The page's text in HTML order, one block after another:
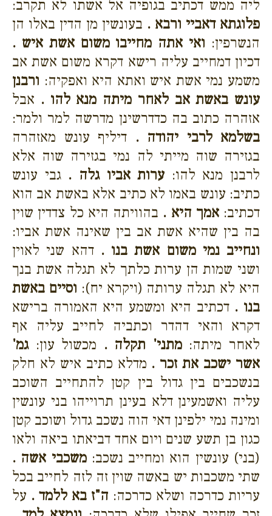
ליה ממש דכתיב בגופיה אל אשתו לא תקרב:
פלוגתא דאביי ורבא . בעונשין מן הדין באלו הן
הנשרפין: ואי אתה מחייבו משום אשת איש .
דכיון דמחייב עליה רישא דקרא משום אשת אב
משמע נמי אשת איש ואתא היא ואפקיה: ורבנן
עונש באשת אב לאחר מיתה מנא להו . אבל
אזהרה כתוב בה כדדרשינן מדרשה למר ולמר:
בשלמא לרבי יהודה . דיליף עונש מאזהרה
בגזירה שוה מייתי לה נמי בגזירה שוה אלא
לרבנן מנא להו: ערות אביו גלה . גבי עונש
כתיב: עונש באמו לא כתיב אלא באשת אב הוא
דכתיב:אמך היא . בהוויתה היא כל צדדין שוין
בה בין שהיא אשת אב בין שאינה אשת אביו:
ונחייב נמי משום אשת בנו . דהא שני לאוין
ושני שמות הן ערות כלתך לא תגלה אשת בנך
היא לא תגלה ערותה (ויקרא יח): וסיים באשת
בנו . דכתיב היא ומשמע היא האמורה ברישא
דקרא והאי דהדר וכתביה לחייב עליה אף
לאחר מיתה:מתני' תקלה . מכשול עון:גמ'
אשר ישכב את זכר . מדלא כתיב איש לא חלק
בנשכבים בין גדול בין קטן להתחייב השוכב
עליה ואשמעינן דלא בעינן תרוייהו בני עונשין
ומינה נמי ילפינן דאי הוה נשכב גדול ושוכב קטן
כגון בן תשע שנים ויום אחד דביאתו ביאה ולאו
(בני) עונשין הוא ומחייב נשכב:משכבי אשה .
שתי משכבות יש באשה שוין זה לזה לחייב בכל
עריות כדרכה ושלא כדרכה: ה"ז בא ללמד . על